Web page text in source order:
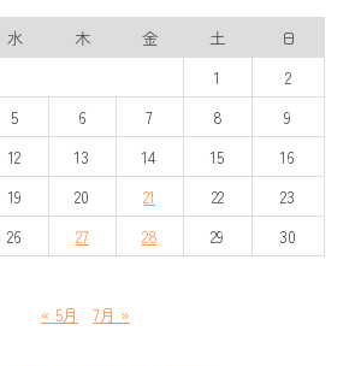
水 木 金 土
日
1
2
5 6 7 8
9
12 13 14 15
16
19 20 21 22
23
26 27 28 29 30
« 5月 7月 »